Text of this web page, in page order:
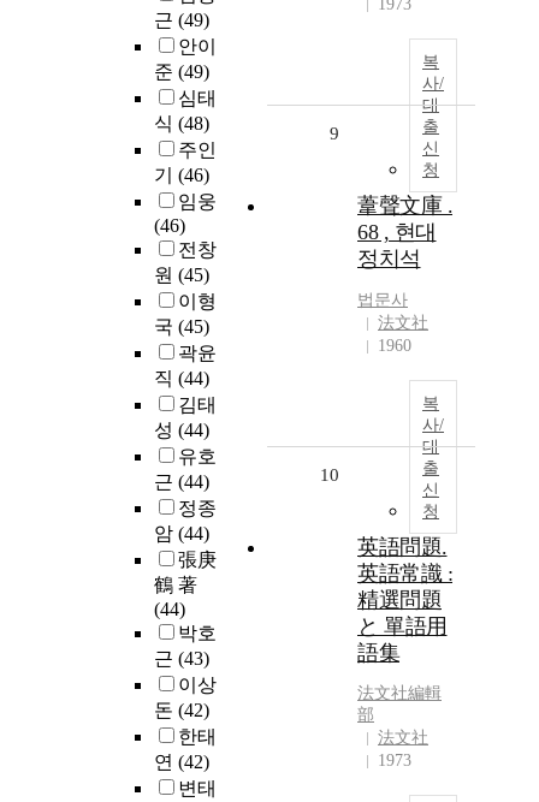
근 (49)
안이
준 (49)
심태
식 (48)
주인
기 (46)
임웅
(46)
전창
원 (45)
이형
국 (45)
곽윤
직 (44)
김태
성 (44)
유호
근 (44)
정종
암 (44)
張庚
鶴 著
(44)
박호
근 (43)
이상
돈 (42)
한태
연 (42)
변태
1973
복
사/
대
출
신
청
9
葦聲文庫 .
68 , 현대
정치석
법문사
法文社
1960
복
사/
대
출
신
청
10
英語問題.
英語常識 :
精選問題
と 單語用
語集
法文社編輯
部
法文社
1973